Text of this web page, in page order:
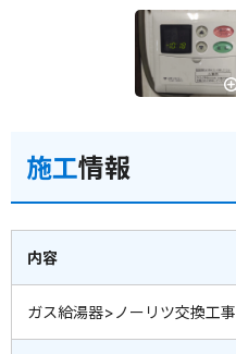
施工情報
内容
ガス給湯器>ノーリツ交換工事